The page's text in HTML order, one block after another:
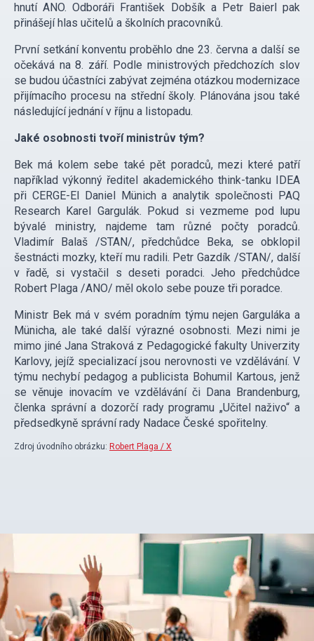
hnutí ANO. Odboráři František Dobšík a Petr Baierl pak
přinášejí hlas učitelů a školních pracovníků.
První setkání konventu proběhlo dne 23. června a další se
očekává na 8. září. Podle ministrových předchozích slov
se budou účastníci zabývat zejména otázkou modernizace
přijímacího procesu na střední školy. Plánována jsou také
následující jednání v říjnu a listopadu.
Jaké osobnosti tvoří ministrův tým?
Bek má kolem sebe také pět poradců, mezi které patří
například výkonný ředitel akademického think-tanku IDEA
při CERGE-EI Daniel Münich a analytik společnosti PAQ
Research Karel Gargulák. Pokud si vezmeme pod lupu
bývalé ministry, najdeme tam různé počty poradců.
Vladimír Balaš /STAN/, předchůdce Beka, se obklopil
šestnácti mozky, kteří mu radili. Petr Gazdík /STAN/, další
v řadě, si vystačil s deseti poradci. Jeho předchůdce
Robert Plaga /ANO/ měl okolo sebe pouze tři poradce.
Ministr Bek má v svém poradním týmu nejen Garguláka a
Münicha, ale také další výrazné osobnosti. Mezi nimi je
mimo jiné Jana Straková z Pedagogické fakulty Univerzity
Karlovy, jejíž specializací jsou nerovnosti ve vzdělávání. V
týmu nechybí pedagog a publicista Bohumil Kartous, jenž
se věnuje inovacím ve vzdělávání či Dana Brandenburg,
členka správní a dozorčí rady programu „Učitel naživo“ a
předsedkyně správní rady Nadace České spořitelny.
Zdroj úvodního obrázku: Robert Plaga / X